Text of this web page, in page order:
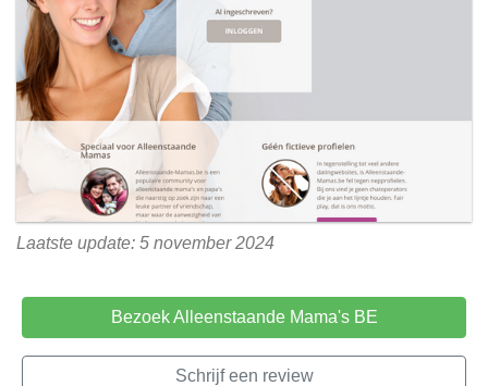
Laatste update: 5 november 2024
Bezoek Alleenstaande Mama's BE
Schrijf een review